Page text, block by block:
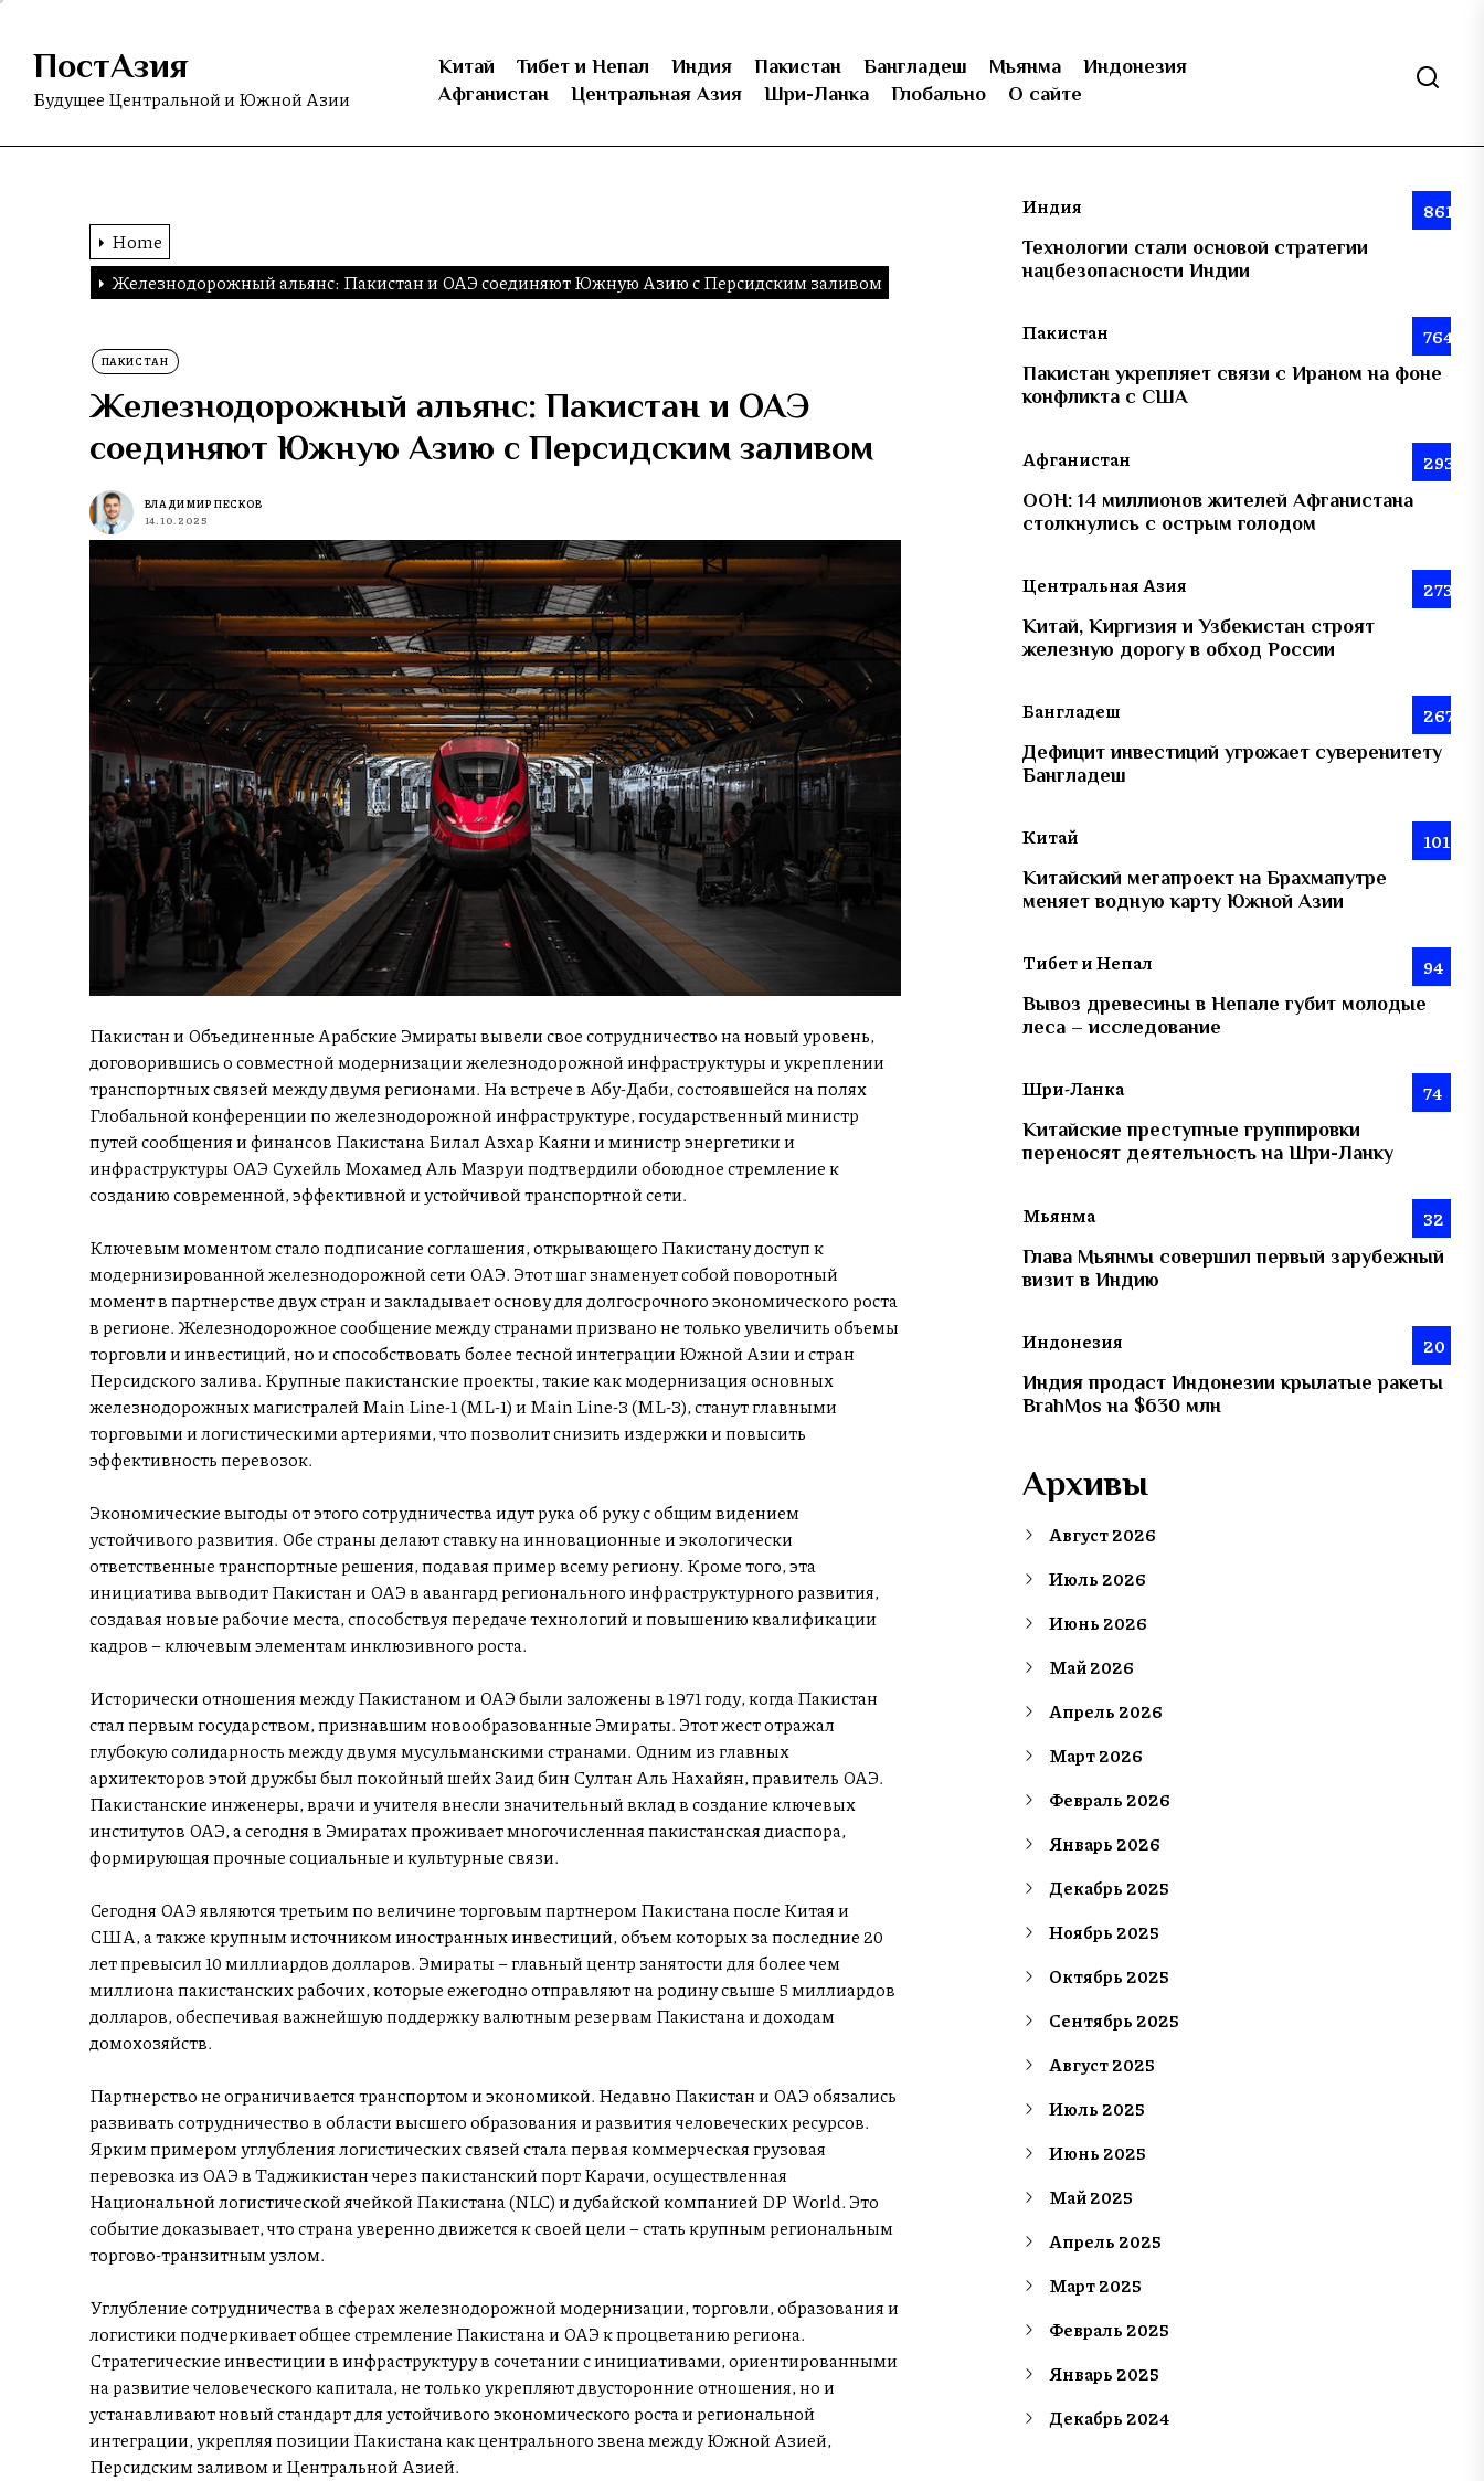
Skip
content
ПостАзия
Будущее Центральной и Южной Азии
Китай Тибет и Непал Индия Пакистан Бангладеш Мьянма
Индонезия
Афганистан
Центральная Азия Шри-Ланка Глобально О сайте
Home
Железнодорожный альянс: Пакистан и ОАЭ соединяют Южную Азию с Персидским заливом
ПАКИСТАН
Железнодорожный альянс: Пакистан и ОАЭ
соединяют Южную Азию с Персидским заливом
ВЛАДИМИР ПЕСКОВ
14.10.2025
Пакистан и Объединенные Арабские Эмираты вывели свое сотрудничество на новый уровень,
договорившись о совместной модернизации железнодорожной инфраструктуры и укреплении
транспортных связей между двумя регионами. На встрече в Абу-Даби, состоявшейся на полях
Глобальной конференции по железнодорожной инфраструктуре, государственный министр
путей сообщения и финансов Пакистана Билал Азхар Каяни и министр энергетики и
инфраструктуры ОАЭ Сухейль Мохамед Аль Мазруи подтвердили обоюдное стремление к
созданию современной, эффективной и устойчивой транспортной сети.
Ключевым моментом стало подписание соглашения, открывающего Пакистану доступ к
модернизированной железнодорожной сети ОАЭ. Этот шаг знаменует собой поворотный
момент в партнерстве двух стран и закладывает основу для долгосрочного экономического роста
в регионе. Железнодорожное сообщение между странами призвано не только увеличить объемы
торговли и инвестиций, но и способствовать более тесной интеграции Южной Азии и стран
Персидского залива. Крупные пакистанские проекты, такие как модернизация основных
железнодорожных магистралей Main Line-1 (ML-1) и Main Line-3 (ML-3), станут главными
торговыми и логистическими артериями, что позволит снизить издержки и повысить
эффективность перевозок.
Экономические выгоды от этого сотрудничества идут рука об руку с общим видением
устойчивого развития. Обе страны делают ставку на инновационные и экологически
ответственные транспортные решения, подавая пример всему региону. Кроме того, эта
инициатива выводит Пакистан и ОАЭ в авангард регионального инфраструктурного развития,
создавая новые рабочие места, способствуя передаче технологий и повышению квалификации
кадров – ключевым элементам инклюзивного роста.
Исторически отношения между Пакистаном и ОАЭ были заложены в 1971 году, когда Пакистан
стал первым государством, признавшим новообразованные Эмираты. Этот жест отражал
глубокую солидарность между двумя мусульманскими странами. Одним из главных
архитекторов этой дружбы был покойный шейх Заид бин Султан Аль Нахайян, правитель ОАЭ.
Пакистанские инженеры, врачи и учителя внесли значительный вклад в создание ключевых
институтов ОАЭ, а сегодня в Эмиратах проживает многочисленная пакистанская диаспора,
формирующая прочные социальные и культурные связи.
Сегодня ОАЭ являются третьим по величине торговым партнером Пакистана после Китая и
США, а также крупным источником иностранных инвестиций, объем которых за последние 20
лет превысил 10 миллиардов долларов. Эмираты – главный центр занятости для более чем
миллиона пакистанских рабочих, которые ежегодно отправляют на родину свыше 5 миллиардов
долларов, обеспечивая важнейшую поддержку валютным резервам Пакистана и доходам
домохозяйств.
Партнерство не ограничивается транспортом и экономикой. Недавно Пакистан и ОАЭ обязались
развивать сотрудничество в области высшего образования и развития человеческих ресурсов.
Ярким примером углубления логистических связей стала первая коммерческая грузовая
перевозка из ОАЭ в Таджикистан через пакистанский порт Карачи, осуществленная
Национальной логистической ячейкой Пакистана (NLC) и дубайской компанией DP World. Это
событие доказывает, что страна уверенно движется к своей цели – стать крупным региональным
торгово-транзитным узлом.
Углубление сотрудничества в сферах железнодорожной модернизации, торговли, образования и
логистики подчеркивает общее стремление Пакистана и ОАЭ к процветанию региона.
Стратегические инвестиции в инфраструктуру в сочетании с инициативами, ориентированными
на развитие человеческого капитала, не только укрепляют двусторонние отношения, но и
устанавливают новый стандарт для устойчивого экономического роста и региональной
интеграции, укрепляя позиции Пакистана как центрального звена между Южной Азией,
Персидским заливом и Центральной Азией.
Индия 861
Технологии стали основой стратегии
нацбезопасности Индии
Пакистан 764
Пакистан укрепляет связи с Ираном на фоне
конфликта с США
Афганистан 293
ООН: 14 миллионов жителей Афганистана
столкнулись с острым голодом
Центральная Азия 273
Китай, Киргизия и Узбекистан строят
железную дорогу в обход России
Бангладеш 267
Дефицит инвестиций угрожает суверенитету
Бангладеш
Китай 101
Китайский мегапроект на Брахмапутре
меняет водную карту Южной Азии
Тибет и Непал 94
Вывоз древесины в Непале губит молодые
леса – исследование
Шри-Ланка 74
Китайские преступные группировки
переносят деятельность на Шри-Ланку
Мьянма 32
Глава Мьянмы совершил первый зарубежный
визит в Индию
Индонезия 20
Индия продаст Индонезии крылатые ракеты
BrahMos на $630 млн
Архивы
Август 2026
Июль 2026
Июнь 2026
Май 2026
Апрель 2026
Март 2026
Февраль 2026
Январь 2026
Декабрь 2025
Ноябрь 2025
Октябрь 2025
Сентябрь 2025
Август 2025
Июль 2025
Июнь 2025
Май 2025
Апрель 2025
Март 2025
Февраль 2025
Январь 2025
Декабрь 2024